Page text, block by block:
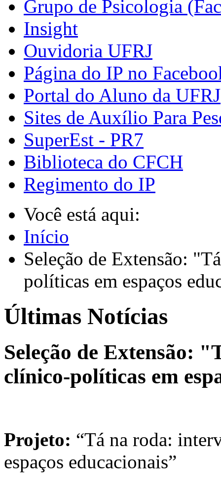
Grupo de Psicologia
Insight
Ouvidoria UFRJ
Página do IP no
Portal do Aluno da UFRJ
Sites de Auxílio Para
SuperEst - PR7
Biblioteca do CFCH
Regimento do IP
Você está aqui:
Início
Seleção de Extensão:
políticas em espaços
Últimas Notícias
Seleção de Extensão:
clínico-políticas em
Projeto: “Tá na roda:
espaços educacionais”